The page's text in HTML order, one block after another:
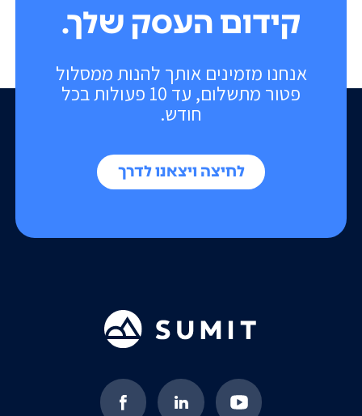
אנחנו מזמינים אותך להנות ממסלול
פטור מתשלום, עד 10 פעולות בכל
חודש.
לחיצה ויצאנו לדרך
קידום העסק שלך.